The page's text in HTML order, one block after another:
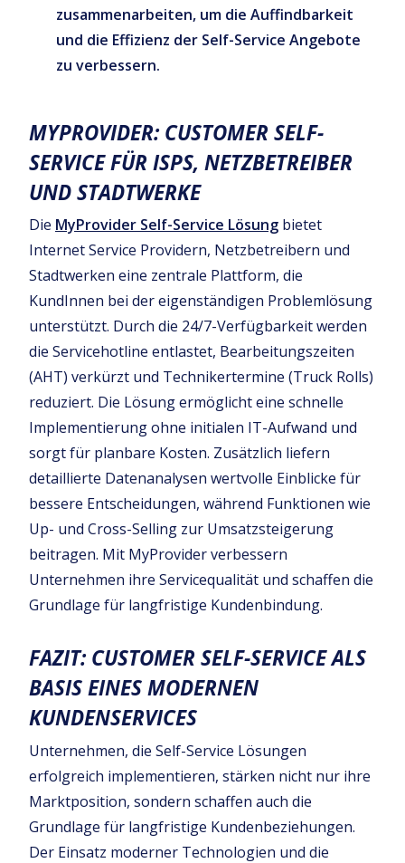
zusammenarbeiten, um die Auffindbarkeit
und die Effizienz der Self-Service Angebote
zu verbessern.
MYPROVIDER: CUSTOMER SELF-
SERVICE FÜR ISPS, NETZBETREIBER
UND STADTWERKE
Die MyProvider Self-Service Lösung bietet
Internet Service Providern, Netzbetreibern und
Stadtwerken eine zentrale Plattform, die
KundInnen bei der eigenständigen Problemlösung
unterstützt. Durch die 24/7-Verfügbarkeit werden
die Servicehotline entlastet, Bearbeitungszeiten
(AHT) verkürzt und Technikertermine (Truck Rolls)
reduziert. Die Lösung ermöglicht eine schnelle
Implementierung ohne initialen IT-Aufwand und
sorgt für planbare Kosten. Zusätzlich liefern
detaillierte Datenanalysen wertvolle Einblicke für
bessere Entscheidungen, während Funktionen wie
Up- und Cross-Selling zur Umsatzsteigerung
beitragen. Mit MyProvider verbessern
Unternehmen ihre Servicequalität und schaffen die
Grundlage für langfristige Kundenbindung.
FAZIT: CUSTOMER SELF-SERVICE ALS
BASIS EINES MODERNEN
KUNDENSERVICES
Unternehmen, die Self-Service Lösungen
erfolgreich implementieren, stärken nicht nur ihre
Marktposition, sondern schaffen auch die
Grundlage für langfristige Kundenbeziehungen.
Der Einsatz moderner Technologien und die